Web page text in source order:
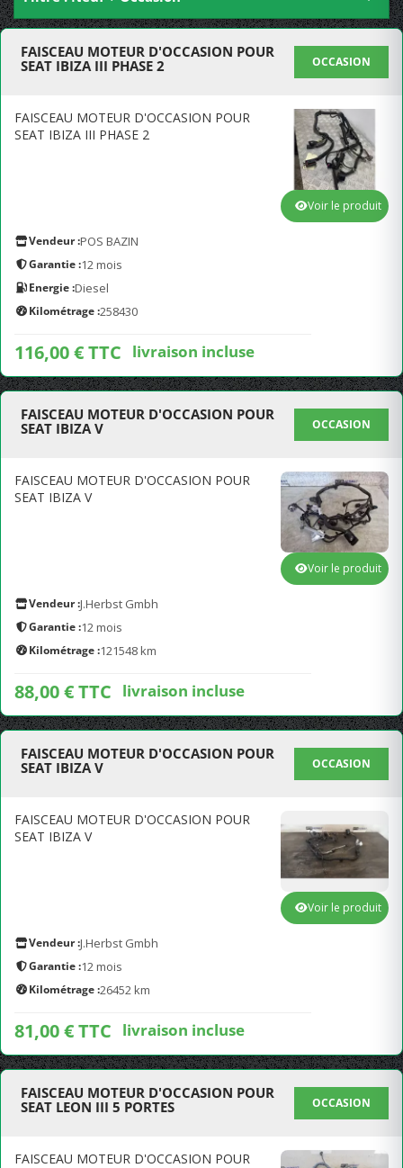
FAISCEAU MOTEUR D'OCCASION POUR
SEAT IBIZA III PHASE 2
OCCASION
FAISCEAU MOTEUR D'OCCASION POUR
SEAT IBIZA III PHASE 2
Vendeur :POS BAZIN
Garantie :12 mois
Energie :Diesel
Kilométrage :258430
116,00 € TTC livraison incluse
Voir le produit
FAISCEAU MOTEUR D'OCCASION POUR
SEAT IBIZA V
OCCASION
FAISCEAU MOTEUR D'OCCASION POUR
SEAT IBIZA V
Vendeur :J.Herbst Gmbh
Garantie :12 mois
Kilométrage :121548 km
88,00 € TTC livraison incluse
Voir le produit
FAISCEAU MOTEUR D'OCCASION POUR
SEAT IBIZA V
OCCASION
FAISCEAU MOTEUR D'OCCASION POUR
SEAT IBIZA V
Vendeur :J.Herbst Gmbh
Garantie :12 mois
Kilométrage :26452 km
81,00 € TTC livraison incluse
Voir le produit
FAISCEAU MOTEUR D'OCCASION POUR
SEAT LEON III 5 PORTES
OCCASION
FAISCEAU MOTEUR D'OCCASION POUR